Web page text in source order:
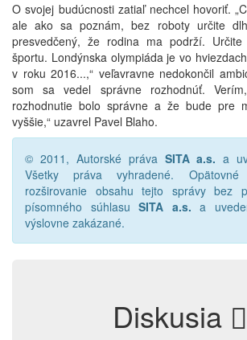
O svojej budúcnosti zatiaľ nechcel hovoriť.
ale ako sa poznám, bez roboty určite
presvedčený, že rodina ma podrží.
športu. Londýnska olympiáda je vo
v roku 2016...,“ veľavravne nedokončil
som sa vedel správne rozhodnúť.
rozhodnutie bolo správne a že bude pre
vyššie,“ uzavrel Pavel Blaho.
© 2011, Autorské práva SITA a.s. a
Všetky práva vyhradené.
rozširovanie obsahu tejto správy bez
písomného súhlasuSITA a.s. a
výslovne zakázané.
Diskusia